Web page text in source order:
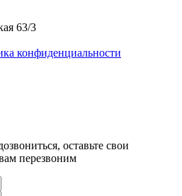
63/3
конфиденциальности
оставьте свои
перезвоним